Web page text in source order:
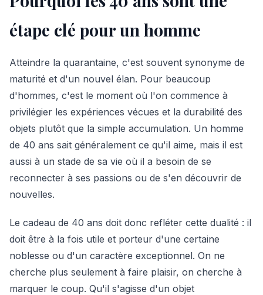
étape clé pour un homme
Atteindre la quarantaine, c'est souvent synonyme de
maturité et d'un nouvel élan. Pour beaucoup
d'hommes, c'est le moment où l'on commence à
privilégier les expériences vécues et la durabilité des
objets plutôt que la simple accumulation. Un homme
de 40 ans sait généralement ce qu'il aime, mais il est
aussi à un stade de sa vie où il a besoin de se
reconnecter à ses passions ou de s'en découvrir de
nouvelles.
Le cadeau de 40 ans doit donc refléter cette dualité : il
doit être à la fois utile et porteur d'une certaine
noblesse ou d'un caractère exceptionnel. On ne
cherche plus seulement à faire plaisir, on cherche à
marquer le coup. Qu'il s'agisse d'un objet